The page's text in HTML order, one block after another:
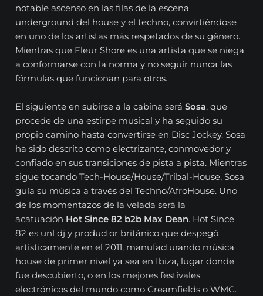
notable ascenso en las filas de la escena
underground del house y el techno, convirtiéndose
en uno de los artistas más respetados de su género.
Mientras que Fleur Shore es una artista que se niega
a conformarse con la norma y no seguir nunca las
fórmulas que funcionan para otros.
El siguiente en subirse a la cabina seráSosa, que
procede de una estirpe musical y ha seguido su
propio camino hasta convertirse en Disc Jockey. Sosa
ha sido descrito como electrizante, conmovedor y
confiado en sus transiciones de pista a pista. Mientras
sigue tocando Tech-House/House/Tribal-House, Sosa
guía su música a través del Techno/AfroHouse. Uno
de los momentazos de la velada será la
acatuación Hot Since 82 b2b Max Dean. Hot Since
82 es unl dj y productor británico que despegó
artísticamente en el 2011, manufacturando música
house de primer nivel ya sea en Ibiza, lugar donde
fue descubierto, o en los mejores festivales
electrónicos del mundo como Creamfields o WMC.